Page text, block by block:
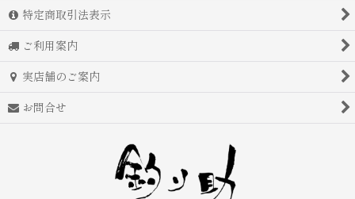
特定商取引法表示
ご利用案内
実店舗のご案内
お問合せ